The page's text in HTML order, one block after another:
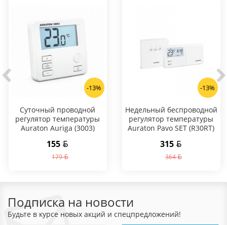
-13%
Суточный проводной
регулятор температуры
Auraton Auriga (3003)
155
179
-13%
Hедельный беспроводной
регулятор температуры
Auraton Pavo SET (R30RT)
315
364
Подписка на новости
Будьте в курсе новых акций и спецпредложений!